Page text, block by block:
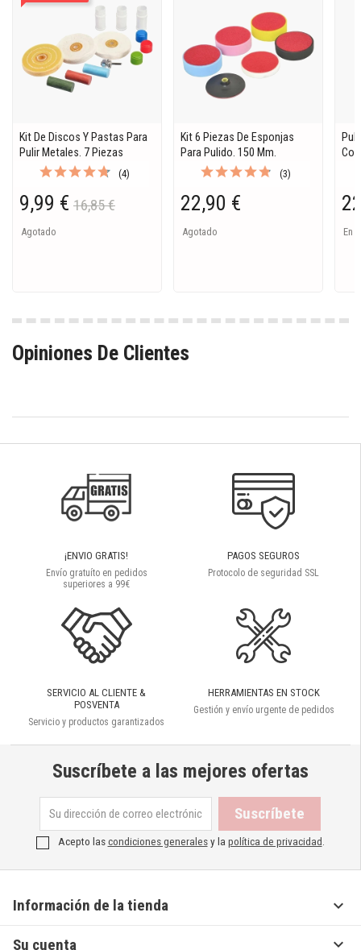
Kit De Discos Y Pastas Para
Pulir Metales. 7 Piezas
(4)
9,99 € 16,85 €
Agotado
Kit 6 Piezas De Esponjas
Para Pulido. 150 Mm.
(3)
22,90 €
Agotado En
Opiniones De Clientes
¡ENVIO GRATIS!
Envío gratuíto en pedidos
superiores a 99€
PAGOS SEGUROS
Protocolo de seguridad SSL
SERVICIO AL CLIENTE &
POSVENTA
Servicio y productos garantizados
HERRAMIENTAS EN STOCK
Gestión y envío urgente de pedidos
Suscríbete a las mejores ofertas
Acepto lascondiciones generalesy la política de privacidad
Información de la tienda 
Su cuenta 